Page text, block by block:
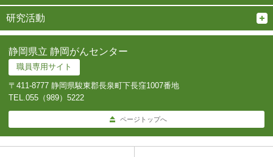
研究活動
静岡県立 静岡がんセンター
職員専用サイト
〒411-8777 静岡県駿東郡長泉町下長窪1007番地
TEL. 055（989）5222
ページトップへ